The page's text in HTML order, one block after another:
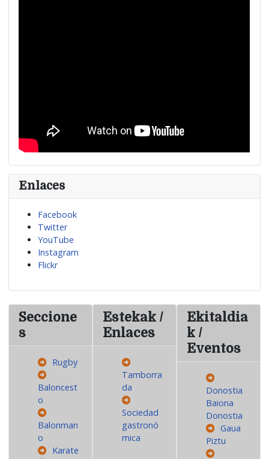
Enlaces
Facebook
Twitter
YouTube
Instagram
Flickr
Seccione
s
Rugby
Baloncest
o
Balonman
o
Karate
Estekak /
Enlaces
Tamborra
da
Sociedad
gastronó
mica
Ekitaldia
k /
Eventos
Donostia
Baiona
Donostia
Gaua
Piztu